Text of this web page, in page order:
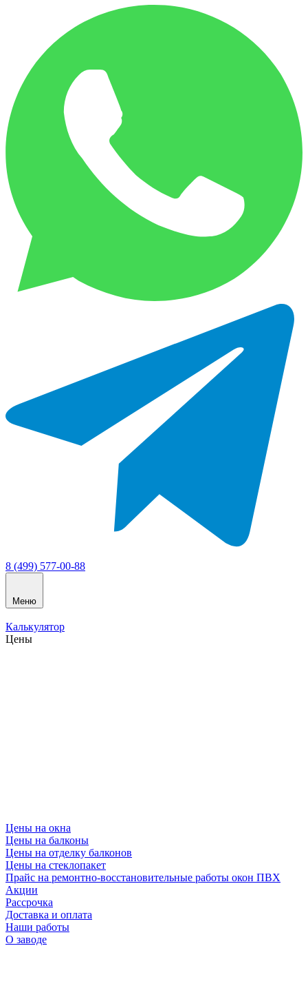
8 (499) 577-00-88
Меню
Калькулятор
Цены
Цены на окна
Цены на балконы
Цены на отделку балконов
Цены на стеклопакет
Прайс на ремонтно-восстановительные работы окон ПВХ
Акции
Рассрочка
Доставка и оплата
Наши работы
О заводе